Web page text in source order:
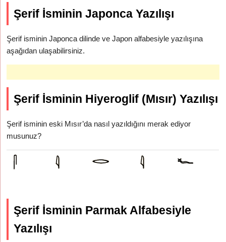
Şerif İsminin Japonca Yazılışı
Şerif isminin Japonca dilinde ve Japon alfabesiyle yazılışına
aşağıdan ulaşabilirsiniz.
Şerif İsminin Hiyeroglif (Mısır) Yazılışı
Şerif isminin eski Mısır’da nasıl yazıldığını merak ediyor
musunuz?
Şerif İsminin Parmak Alfabesiyle
Yazılışı